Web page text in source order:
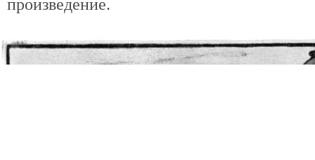
произведение.